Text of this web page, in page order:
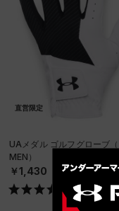
直営限定
UAメダル ゴルフグローブ
MEN）
￥1,430